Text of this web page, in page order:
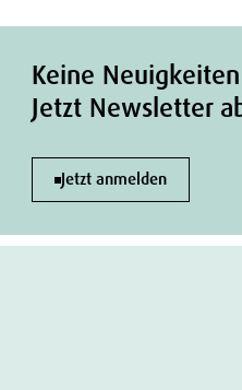
Keine
Jetzt Newsletter
Jetzt anmelden